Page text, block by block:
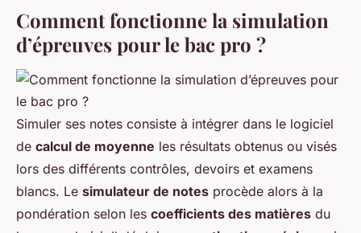
Comment fonctionne la simulation
d’épreuves pour le bac pro ?
Simuler ses notes consiste à intégrer dans le logiciel
de calcul de moyenne les résultats obtenus ou visés
lors des différents contrôles, devoirs et examens
blancs. Le simulateur de notes procède alors à la
pondération selon les coefficients des matières du